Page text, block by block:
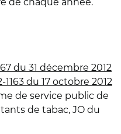
du 31 décembre 2012
1163 du 17 octobre 2012
de service public de
de tabac, JO du